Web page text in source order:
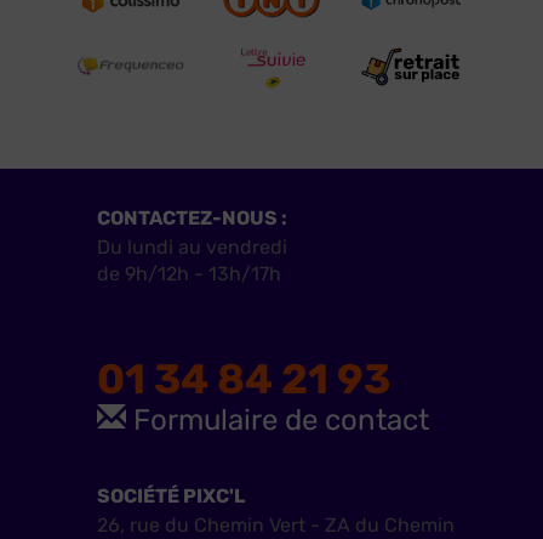
CONTACTEZ-NOUS :
Du lundi au vendredi
de 9h/12h - 13h/17h
01 34 84 21 93
Formulaire de contact
SOCIÉTÉ PIXC'L
26, rue du Chemin Vert - ZA du Chemin